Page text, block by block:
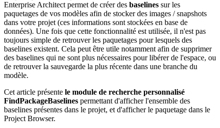
Enterprise Architect permet de créer des baselines sur les
paquetages de vos modèles afin de stocker des images / snapshots
dans votre projet (ces informations sont stockées en base de
données). Une fois que cette fonctionnalité est utilisée, il n'est pas
toujours simple de retrouver les paquetages pour lesquels des
baselines existent. Cela peut être utile notamment afin de supprimer
des baselines qui ne sont plus nécessaires pour libérer de l'espace, ou
de retrouver la sauvegarde la plus récente dans une branche du
modèle.
Cet article présente le module de recherche personnalisé
FindPackageBaselines permettant d'afficher l'ensemble des
baselines présentes dans le projet, et d'afficher le paquetage dans le
Project Browser.